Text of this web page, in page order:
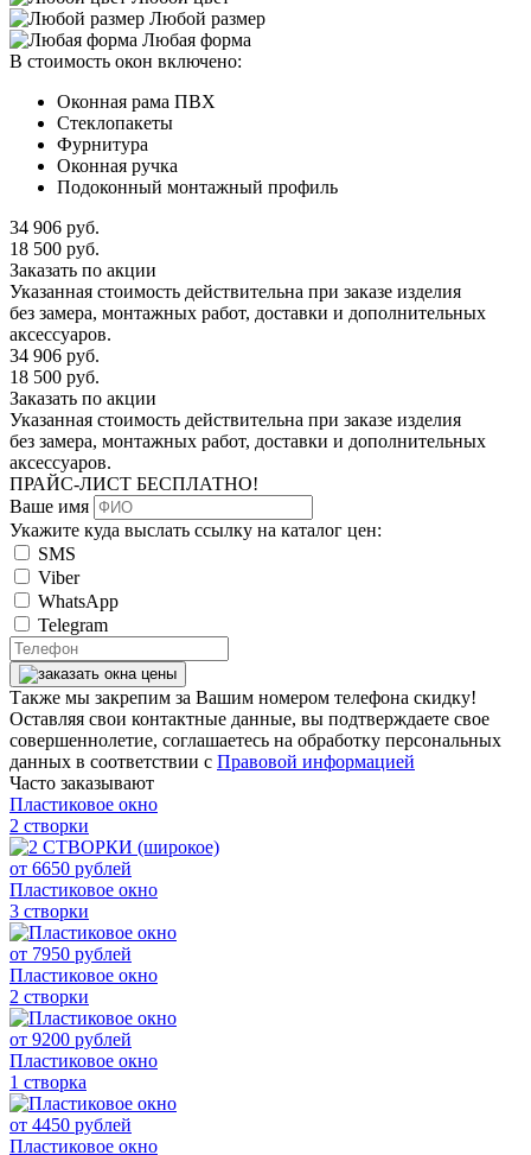
Любой размер
Любая форма
В стоимость окон включено:
Оконная рама ПВХ
Стеклопакеты
Фурнитура
Оконная ручка
Подоконный монтажный профиль
34 906 руб.
18 500 руб.
Заказать по акции
Указанная стоимость действительна при заказе изделия
без замера, монтажных работ, доставки и дополнительных
аксессуаров.
34 906 руб.
18 500 руб.
Заказать по акции
Указанная стоимость действительна при заказе изделия
без замера, монтажных работ, доставки и дополнительных
аксессуаров.
ПРАЙС-ЛИСТ БЕСПЛАТНО!
Ваше имя
Укажите куда выслать ссылку на каталог цен:
SMS
Viber
WhatsApp
Telegram
Также мы закрепим за Вашим номером телефона скидку!
Оставляя свои контактные данные, вы подтверждаете свое
совершеннолетие, соглашаетесь на обработку персональных
данных в соответствии с Правовой информацией
Часто заказывают
Пластиковое окно
2 створки
от 6650 рублей
Пластиковое окно
3 створки
от 7950 рублей
Пластиковое окно
2 створки
от 9200 рублей
Пластиковое окно
1 створка
от 4450 рублей
Пластиковое окно